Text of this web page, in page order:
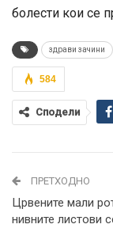
болести кои се
здрави зачини
584
Сподели
ПРЕТХОДНО
Црвените мали
нивните листови